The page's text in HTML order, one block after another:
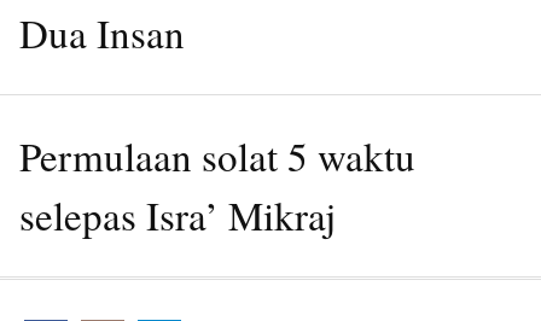
Dua Insan
Permulaan solat 5 waktu
selepas Isra’ Mikraj